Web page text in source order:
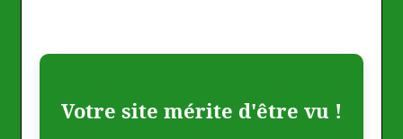
Votre site mérite d'être vu !